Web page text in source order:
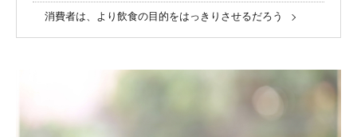
消費者は、より飲食の目的をはっきりさせるだろう